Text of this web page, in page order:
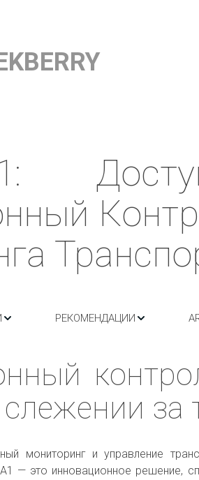
РЕКОМЕНДАЦИИ
за
мониторинг и управление
— это инновационное решение,